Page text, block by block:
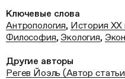
Ключевые слова
Антропология, История ХХ
Философия, Экология,
Другие авторы
Регев Йоэль (Автор